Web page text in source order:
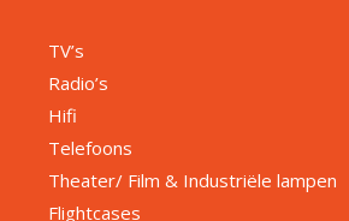
TV’s
Radio’s
Hifi
Telefoons
Theater/ Film & Industriële lampen
Flightcases